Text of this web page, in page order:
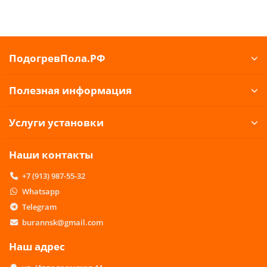
ПодогревПола.РФ
Полезная информация
Услуги установки
Наши контакты
+7 (913) 987-55-32
Whatsapp
Telegram
burannsk@gmail.com
Наш адрес